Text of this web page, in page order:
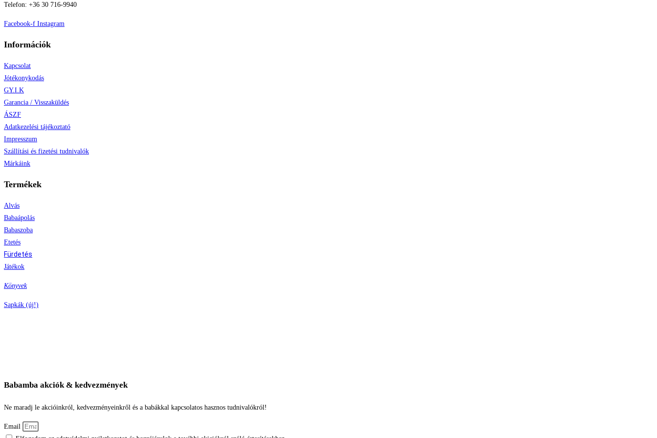
Telefon: +36 30 716-9940
Facebook-f Instagram
Információk
Kapcsolat
Jótékonykodás
GY.I.K
Garancia / Visszaküldés
ÁSZF
Adatkezelési tájékoztató
Impresszum
Szállítási és fizetési tudnivalók
Márkáink
Termékek
Alvás
Babaápolás
Babaszoba
Etetés
Fürdetés
Játékok
Könyvek
Sapkák (új!)
Babamba akciók & kedvezmények
Ne maradj le akcióinkról, kedvezményeinkről és a babákkal kapcsolatos hasznos tudnivalókról!
Email